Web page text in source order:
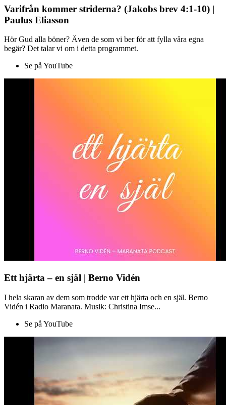
Varifrån kommer striderna? (Jakobs brev 4:1-10) |
Paulus Eliasson
Hör Gud alla böner? Även de som vi ber för att fylla våra egna
begär? Det talar vi om i detta programmet.
Se på YouTube
Ett hjärta – en själ | Berno Vidén
I hela skaran av dem som trodde var ett hjärta och en själ. Berno
Vidén i Radio Maranata. Musik: Christina Imse...
Se på YouTube